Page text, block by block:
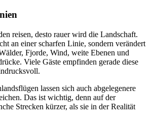
reisen, desto rauer wird die Landschaft.
an einer scharfen Linie, sondern verändert
Fjorde, Wind, weite Ebenen und
Viele Gäste empfinden gerade diese
lassen sich auch abgelegenere
Das ist wichtig, denn auf der
Strecken kürzer, als sie in der Realität